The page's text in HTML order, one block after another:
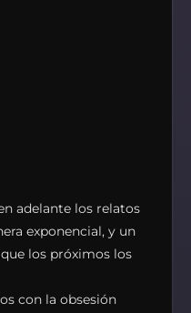
adelante los relatos
exponencial, y un
los próximos los
con la obsesión